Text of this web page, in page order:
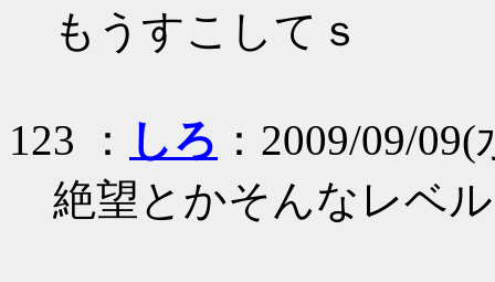
もうすこしてｓ
123 ： しろ ：2009/09/
絶望とかそんなレベ